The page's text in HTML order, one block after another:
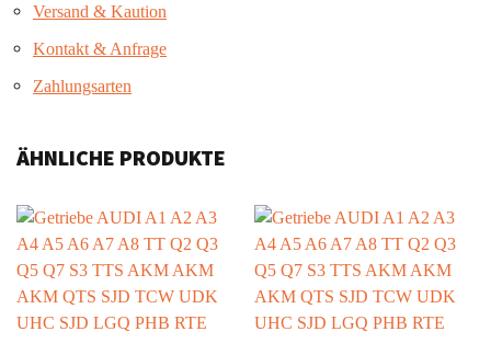
Versand & Kaution
Kontakt & Anfrage
Zahlungsarten
ÄHNLICHE PRODUKTE